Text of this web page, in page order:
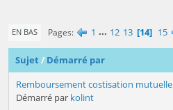
EN BAS Pages 1 ... 12 13 14 15
Sujet / Démarré par
Remboursement costisation mutuelle
Démarré par kolint